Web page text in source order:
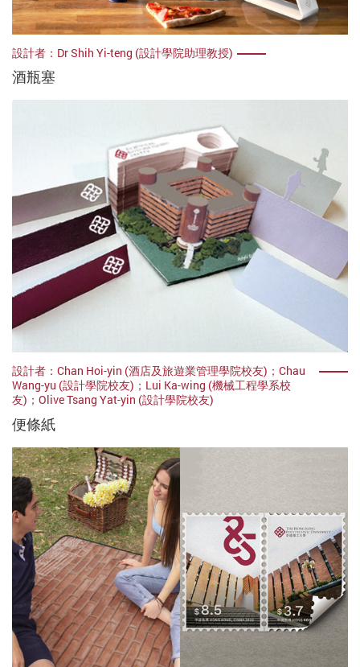
設計者：Dr Shih Yi-teng (設計學院助理教授)
酒瓶塞
設計者：Chan Hoi-yin (酒店及旅遊業管理學院校友)；Chau
Wang-yu (設計學院校友)；Lui Ka-wing (機械工程學系校
友)；Olive Tsang Yat-yin (設計學院校友)
便條紙